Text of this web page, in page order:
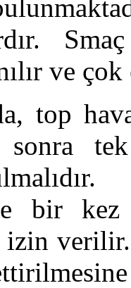
ve
top
sonra
bir kez
izin